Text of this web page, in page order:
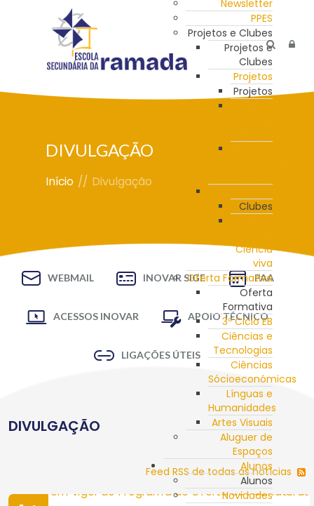
Newsletter
PPES
Projetos e Clubes
Projetos e
Clubes
Projetos
Projetos
Clubes
Ciência
viva
Oferta Formativa
Oferta
Formativa
3º Ciclo EB
Ciências e
Tecnologias
Ciências
Sócioeconómicas
Línguas e
Humanidades
Artes Visuais
Aluguer de
Espaços
Alunos
Alunos
Novidades
DIVULGAÇÃO
Início // Divulgação
WEBMAIL INOVAR SIGE PAA
ACESSOS INOVAR APOIO TÉCNICO
LIGAÇÕES ÚTEIS
DIVULGAÇÃO
Feed RSS de todas as notícias